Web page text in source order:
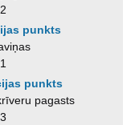
punkts
punkts
pagasts